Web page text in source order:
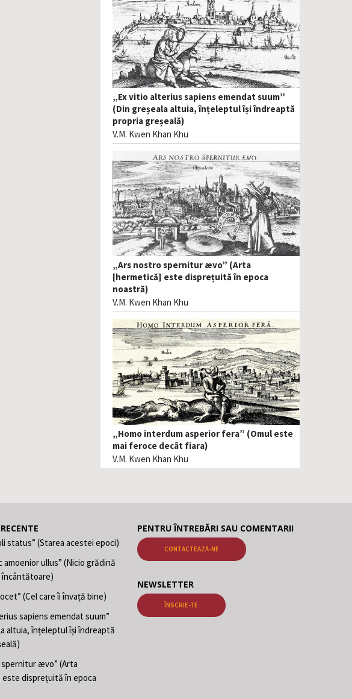
„Ex vitio alterius sapiens emendat suum”
(Din greșeala altuia, înțeleptul își îndreaptă
propria greșeală)
V.M. Kwen Khan Khu
„Ars nostro spernitur ævo” (Arta
[hermetică] este disprețuită în epoca
noastră)
V.M. Kwen Khan Khu
„Homo interdum asperior fera” (Omul este
mai feroce decât fiara)
V.M. Kwen Khan Khu
status” (Starea acestei epoci)
amoenior ullus” (Nicio grădină
încântătoare)
(Cel care îi învață bine)
sapiens emendat suum”
altuia, înțeleptul își îndreaptă
spernitur ævo” (Arta
disprețuită în epoca
PENTRU ÎNTREBĂRI SAU COMENTARII
CONTACTEAZĂ-NE
NEWSLETTER
ÎNSCRIE-TE